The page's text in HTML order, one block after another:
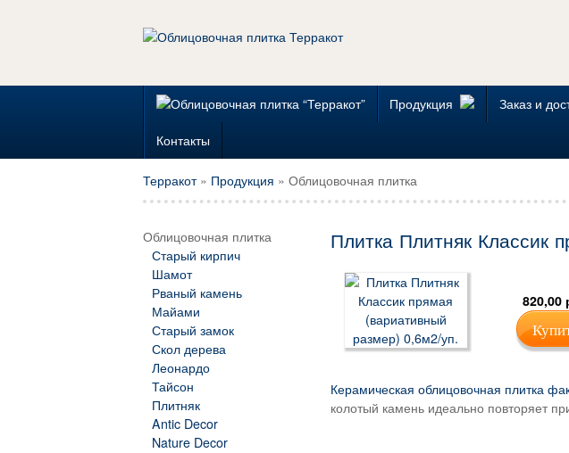
Продукция Заказ и
Контакты
Терракот» Продукция » Облицовочная плитка
Облицовочная плитка
Старый кирпич
Шамот
Рваный камень
Майами
Старый замок
Скол дерева
Леонардо
Тайсон
Плитняк
Antic Decor
Nature Decor
Плитка Плитняк Классик
820,00
Керамическая облицовочная плитка
колотый камень идеально повторяет